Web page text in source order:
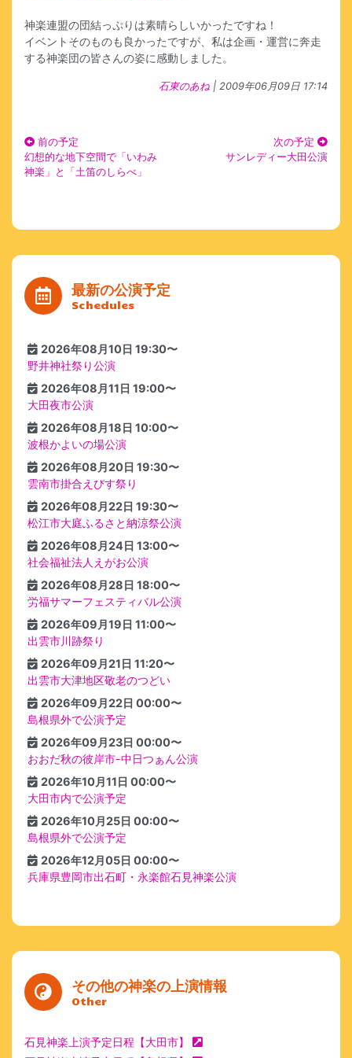
神楽連盟の団結っぷりは素晴らしいかったですね！
イベントそのものも良かったですが、私は企画・運営に奔走
する神楽団の皆さんの姿に感動しました。
石東のあね | 2009年06月09日 17:14
前の予定
幻想的な地下空間で「いわみ
神楽」と「土笛のしらべ」
次の予定
サンレディー大田公演
最新の公演予定
Schedules
2026年08月10日 19:30〜
野井神社祭り公演
2026年08月11日 19:00〜
大田夜市公演
2026年08月18日 10:00〜
波根かよいの場公演
2026年08月20日 19:30〜
雲南市掛合えびす祭り
2026年08月22日 19:30〜
松江市大庭ふるさと納涼祭公演
2026年08月24日 13:00〜
社会福祉法人えがお公演
2026年08月28日 18:00〜
労福サマーフェスティバル公演
2026年09月19日 11:00〜
出雲市川跡祭り
2026年09月21日 11:20〜
出雲市大津地区敬老のつどい
2026年09月22日 00:00〜
島根県外で公演予定
2026年09月23日 00:00〜
おおだ秋の彼岸市-中日つぁん公演
2026年10月11日 00:00〜
大田市内で公演予定
2026年10月25日 00:00〜
島根県外で公演予定
2026年12月05日 00:00〜
兵庫県豊岡市出石町・永楽館石見神楽公演
その他の神楽の上演情報
Other
石見神楽上演予定日程【大田市】